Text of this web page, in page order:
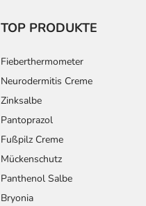
TOP PRODUKTE
Fieberthermometer
Neurodermitis Creme
Zinksalbe
Pantoprazol
Fußpilz Creme
Mückenschutz
Panthenol Salbe
Bryonia